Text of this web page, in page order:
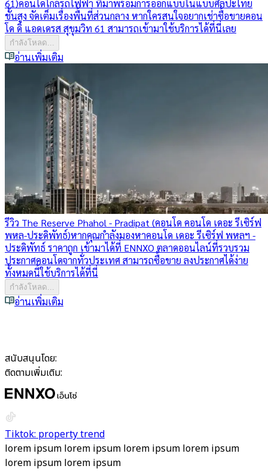
61)คอนโดใกล้รถไฟฟ้า ที่มาพร้อมการออกแบบในแบบศิลปะไทย
ชั้นสูง จัดเต็มเรื่องพื้นที่ส่วนกลาง หากใครสนใจอยากเช่าซื้อขายคอน
โด ดิ แอดเดรส สุขุมวิท 61 สามารถเข้ามาใช้บริการได้ที่นี่เลย
กำลังโหลด...
อ่านเพิ่มเติม
รีวิว The Reserve Phahol - Pradipat (คอนโด คอนโด เดอะ รีเซิร์ฟ
พหล-ประดิพัทธ์)หากคุณกำลังมองหาคอนโด เดอะ รีเซิร์ฟ พหลฯ -
ประดิพัทธ์ ราคาถูก เข้ามาได้ที่ ENNXO ตลาดออนไลน์ที่รวบรวม
ประกาศคอนโดจากทั่วประเทศ สามารถซื้อขาย ลงประกาศได้ง่าย
ทั้งหมดนี้ใช้บริการได้ที่นี่
กำลังโหลด...
อ่านเพิ่มเติม
สนับสนุนโดย:
ติดตามเพิ่มเติม:
Tiktok: property trend
lorem ipsum lorem ipsum lorem ipsum lorem ipsum
lorem ipsum lorem ipsum